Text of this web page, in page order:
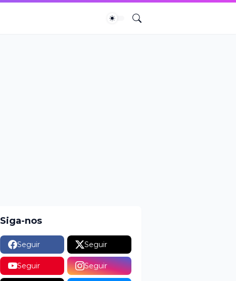
Siga-nos
Seguir Seguir
Seguir Seguir